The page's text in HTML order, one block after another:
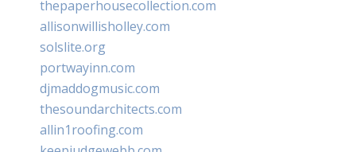
thepaperhousecollection.com
allisonwillisholley.com
solslite.org
portwayinn.com
djmaddogmusic.com
thesoundarchitects.com
allin1roofing.com